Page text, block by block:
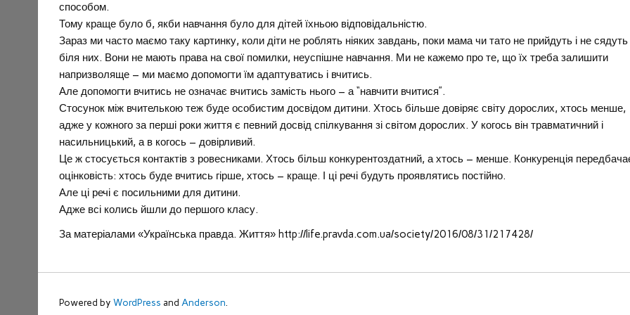
способом.
Тому краще було б, якби навчання було для дітей їхньою відповідальністю.
Зараз ми часто маємо таку картинку, коли діти не роблять ніяких завдань, поки мама чи тато не прийдуть і не сядуть
біля них. Вони не мають права на свої помилки, неуспішне навчання. Ми не кажемо про те, що їх треба залишити
напризволяще – ми маємо допомогти їм адаптуватись і вчитись.
Але допомогти вчитись не означає вчитись замість нього – а “навчити вчитися”.
Стосунок між вчителькою теж буде особистим досвідом дитини. Хтось більше довіряє світу дорослих, хтось менше,
адже у кожного за перші роки життя є певний досвід спілкування зі світом дорослих. У когось він травматичний і
насильницький, а в когось – довірливий.
Це ж стосується контактів з ровесниками. Хтось більш конкурентоздатний, а хтось – менше. Конкуренція
оцінковість: хтось буде вчитись гірше, хтось – краще. І ці речі будуть проявлятись постійно.
Але ці речі є посильними для дитини.
Адже всі колись йшли до першого класу.
За матеріалами «Українська правда. Життя» http://life.pravda.com.ua/society/2016/08/31/217428/
Powered byWordPress and Anderson